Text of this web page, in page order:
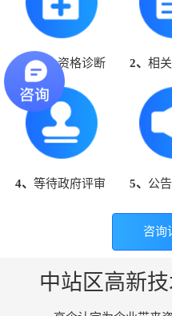
1、高企资格诊断 2、 相
4、等待政府评审 5、 公
咨询
中站区高新